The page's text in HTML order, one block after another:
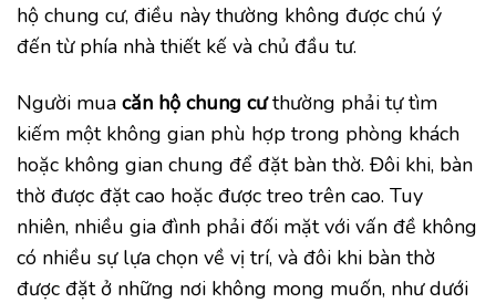
hộ chung cư, điều này thường không được chú ý
đến từ phía nhà thiết kế và chủ đầu tư.
Người mua căn hộ chung cưthường phải tự tìm
kiếm một không gian phù hợp trong phòng khách
hoặc không gian chung để đặt bàn thờ. Đôi khi, bàn
thờ được đặt cao hoặc được treo trên cao. Tuy
nhiên, nhiều gia đình phải đối mặt với vấn đề không
có nhiều sự lựa chọn về vị trí, và đôi khi bàn thờ
được đặt ở những nơi không mong muốn, như dưới